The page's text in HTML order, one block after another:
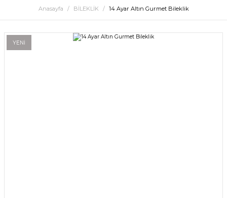
Anasayfa BİLEKLİK 14 Ayar Altın Gurmet Bileklik
YENİ